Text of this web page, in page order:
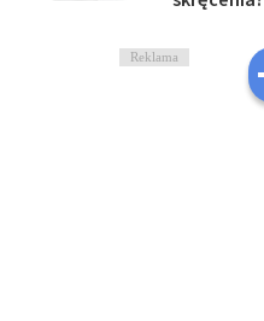
Reklama